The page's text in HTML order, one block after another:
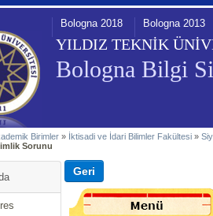
YILDIZ TEKNİK
Bologna Bilgi
Bologna 2018 Bologna 2013
Birimler » İktisadi ve İdari Bilimler Fakültesi »
Sorunu